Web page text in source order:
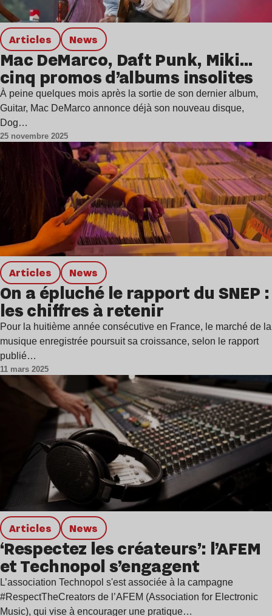
Articles news
Mac DeMarco, Daft Punk, Miki…
cinq promos d’albums insolites
À peine quelques mois après la sortie de son dernier album,
Guitar, Mac DeMarco annonce déjà son nouveau disque,
Dog…
25 novembre 2025
Articles news
On a épluché le rapport du SNEP :
les chiffres à retenir
Pour la huitième année consécutive en France, le marché de la
musique enregistrée poursuit sa croissance, selon le rapport
publié…
11 mars 2025
Articles news
‘Respectez les créateurs’: l’AFEM
et Technopol s’engagent
L’association Technopol s'est associée à la campagne
#RespectTheCreators de l’AFEM (Association for Electronic
Music), qui vise à encourager une pratique…